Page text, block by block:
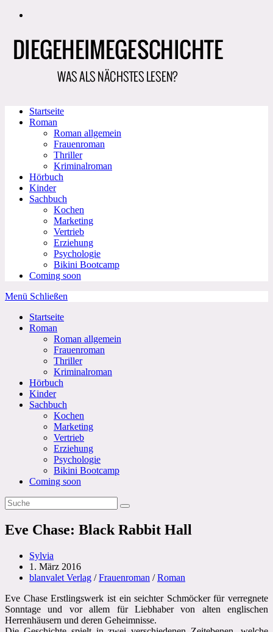
Zum
Startseite
Roman
Roman allgemein
Frauenroman
Thriller
Kriminalroman
Hörbuch
Kinder
Sachbuch
Kochen
Marketing
Vertrieb
Erziehung
Psychologie
Bikini Bootcamp
Coming soon
Menü Schließen
Startseite
Roman
Roman allgemein
Frauenroman
Thriller
Kriminalroman
Hörbuch
Kinder
Sachbuch
Kochen
Marketing
Vertrieb
Erziehung
Psychologie
Bikini Bootcamp
Coming soon
Eve Chase: Black Rabbit Hall
Beitrags-
Autor:
Sylvia
Beitrag
veröffentlicht:
1. März 2016
Beitrags-
blanvalet Verlag / Frauenroman / Roman
Eve Chase Erstlingswerk ist ein seichter Schmöcker für verregnete
Sonntage und vor allem für Liebhaber von alten englischen
Herrenhäusern und deren Geheimnisse.